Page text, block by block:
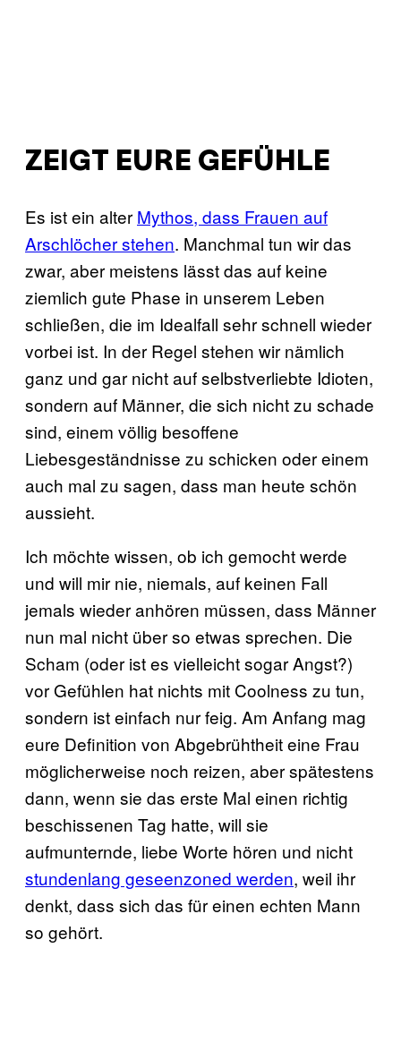
ZEIGT EURE GEFÜHLE
Es ist ein alter Mythos, dass Frauen auf
Arschlöcher stehen. Manchmal tun wir das
zwar, aber meistens lässt das auf keine
ziemlich gute Phase in unserem Leben
schließen, die im Idealfall sehr schnell wieder
vorbei ist. In der Regel stehen wir nämlich
ganz und gar nicht auf selbstverliebte Idioten,
sondern auf Männer, die sich nicht zu schade
sind, einem völlig besoffene
Liebesgeständnisse zu schicken oder einem
auch mal zu sagen, dass man heute schön
aussieht.
Ich möchte wissen, ob ich gemocht werde
und will mir nie, niemals, auf keinen Fall
jemals wieder anhören müssen, dass Männer
nun mal nicht über so etwas sprechen. Die
Scham (oder ist es vielleicht sogar Angst?)
vor Gefühlen hat nichts mit Coolness zu tun,
sondern ist einfach nur feig. Am Anfang mag
eure Definition von Abgebrühtheit eine Frau
möglicherweise noch reizen, aber spätestens
dann, wenn sie das erste Mal einen richtig
beschissenen Tag hatte, will sie
aufmunternde, liebe Worte hören und nicht
stundenlang geseenzoned werden, weil ihr
denkt, dass sich das für einen echten Mann
so gehört.